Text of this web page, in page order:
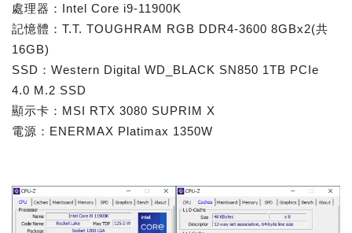
處理器：Intel Core i9-11900K
記憶體：T.T. TOUGHRAM RGB DDR4-3600 8GBx2(共
16GB)
SSD：Western Digital WD_BLACK SN850 1TB PCIe
4.0 M.2 SSD
顯示卡：MSI RTX 3080 SUPRIM X
電源：ENERMAX Platimax 1350W